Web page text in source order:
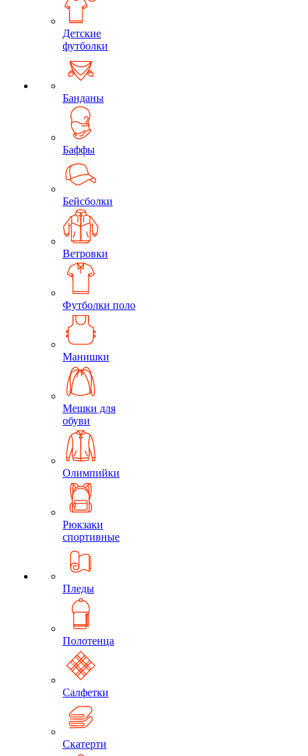
Детские
футболки
Банданы
Баффы
Бейсболки
Ветровки
Футболки поло
Манишки
Мешки для
обуви
Олимпийки
Рюкзаки
спортивные
Пледы
Полотенца
Салфетки
Скатерти